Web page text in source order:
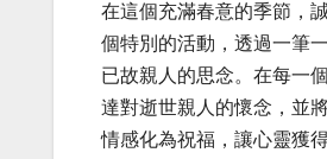
在這個充滿春意的季節，
個特別的活動，透過一筆
已故親人的思念。在每一
達對逝世親人的懷念，並
情感化為祝福，讓心靈獲